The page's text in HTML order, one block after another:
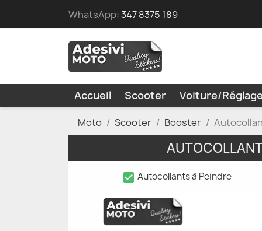
WhatsApp:347 8375 189
Accueil Scooter Voiture/
Moto Scooter Booster
check_box Autocollants à Peindre